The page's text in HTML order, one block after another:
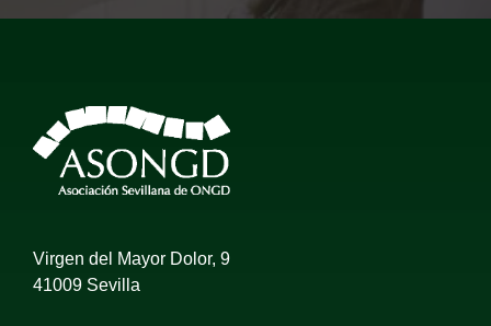
Virgen del Mayor Dolor, 9
41009 Sevilla